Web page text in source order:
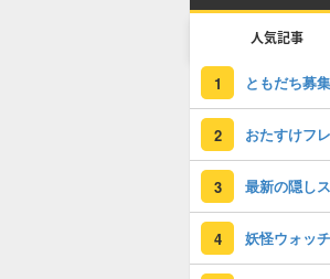
人気記事
1 ともだち募
2 おたすけフ
3 最新の隠し
4